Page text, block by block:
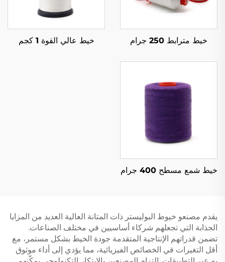
خيط مترابط 250 جرام خيط عالي القوة 1 كجم
خيط شمع مسطح 400 جرام
يقدم مصنعو خيوط البوليستر ذات المتانة العالية العديد من المزايا
الجذابة التي تجعلهم شركاء أساسيين في مختلف الصناعات.
تضمن قدراتهم الإنتاجية المتقدمة جودة الخيط بشكل مستمر، مع
أقل التغيرات في الخصائص الفيزيائية، مما يؤدي إلى أداء موثوق